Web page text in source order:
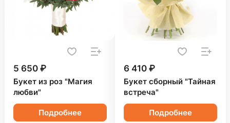
5 650 ₽
Букет из роз "Магия
любви"
Подробнее
6 410 ₽
Букет сборный "Тайная
встреча"
Подробнее